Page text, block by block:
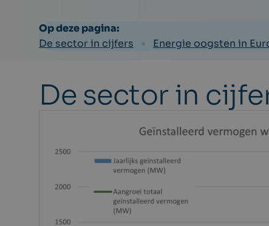
Op deze pagina:
De sector in cijfers
Energie oogsten in
De sector in